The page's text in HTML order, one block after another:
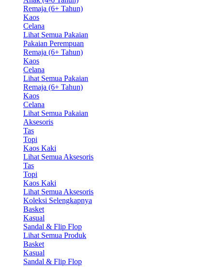
Remaja (6+ Tahun)
Kaos
Celana
Lihat Semua Pakaian
Pakaian Perempuan
Remaja (6+ Tahun)
Kaos
Celana
Lihat Semua Pakaian
Remaja (6+ Tahun)
Kaos
Celana
Lihat Semua Pakaian
Aksesoris
Tas
Topi
Kaos Kaki
Lihat Semua Aksesoris
Tas
Topi
Kaos Kaki
Lihat Semua Aksesoris
Koleksi Selengkapnya
Basket
Kasual
Sandal & Flip Flop
Lihat Semua Produk
Basket
Kasual
Sandal & Flip Flop